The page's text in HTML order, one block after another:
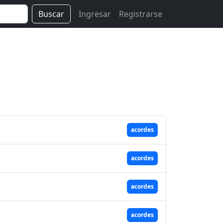
Buscar Ingresar Registrarse
acordes
acordes
acordes
acordes